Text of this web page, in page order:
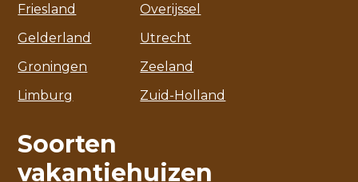
Friesland
Gelderland
Groningen
Limburg
Overijssel
Utrecht
Zeeland
Zuid-Holland
Soorten
vakantiehuizen